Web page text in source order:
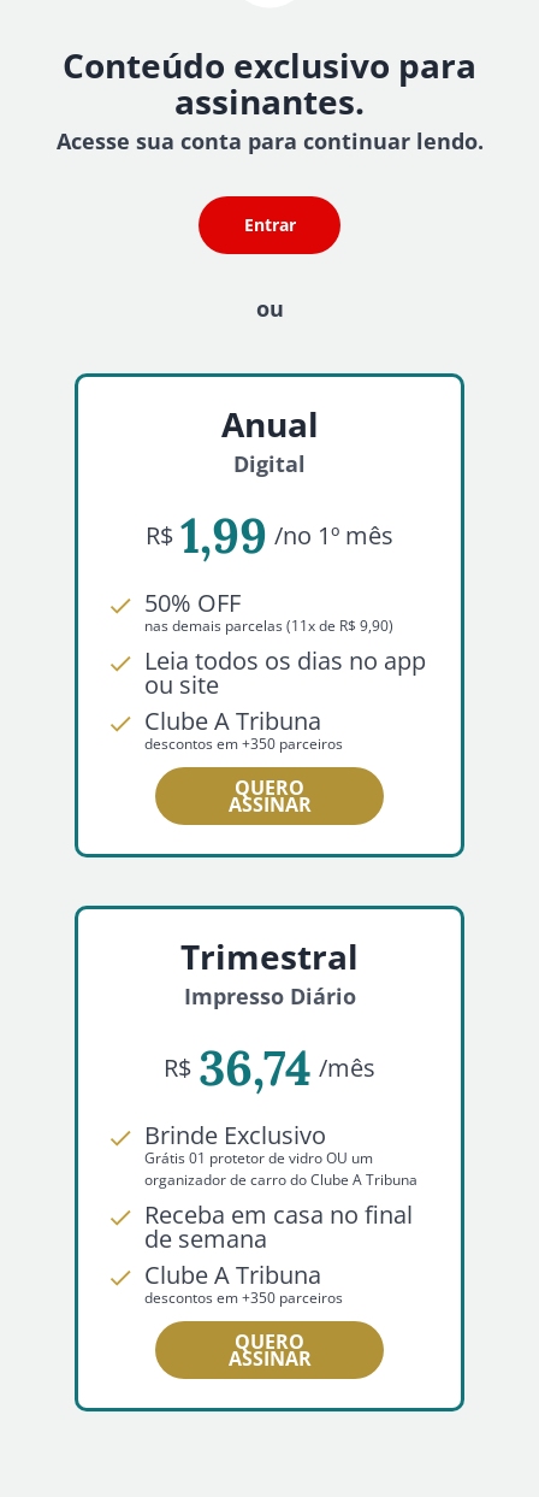
Conteúdo exclusivo para
assinantes.
Acesse sua conta para continuar lendo.
Entrar
ou
Anual
Digital
R$ 1,99 /no 1º mês
50% OFF
nas demais parcelas (11x de R$ 9,90)
Leia todos os dias no app
ou site
Clube A Tribuna
descontos em +350 parceiros
QUERO
ASSINAR
Trimestral
Impresso Diário
R$ 36,74 /mês
Brinde Exclusivo
Grátis 01 protetor de vidro OU um
organizador de carro do Clube A Tribuna
Receba em casa no final
de semana
Clube A Tribuna
descontos em +350 parceiros
QUERO
ASSINAR